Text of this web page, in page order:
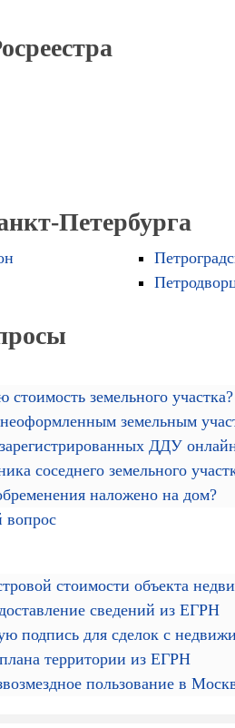
Петербурга
стоимость земельного участка?
земельным
ДДУ
соседнего земельного
наложено на дом?
вопрос
стоимости объекта
сведений из ЕГРН
подпись для сделок с
территории из ЕГРН
пользование в